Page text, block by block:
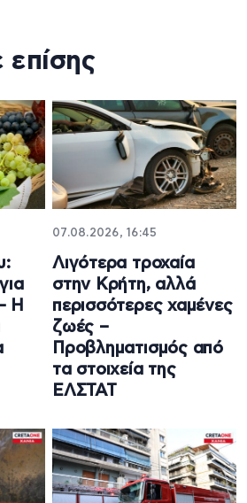
επίσης
Η
07.08.2026, 16:45
Λιγότερα τροχαία
στην Κρήτη, αλλά
περισσότερες χαμένες
ζωές –
Προβληματισμός από
τα στοιχεία της
ΕΛΣΤΑΤ